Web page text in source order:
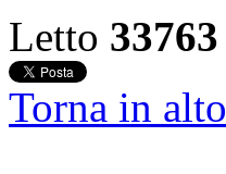
Letto 33763
Torna in alto